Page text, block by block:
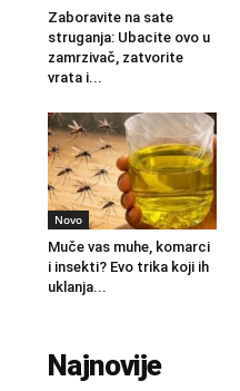
Zaboravite na sate
struganja: Ubacite ovo u
zamrzivač, zatvorite
vrata i...
Novo
Muče vas muhe, komarci
i insekti? Evo trika koji ih
uklanja...
Najnovije